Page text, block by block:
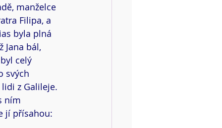
manželce
Filipa, a
byla plná
Jana bál,
celý
svých
z Galileje.
ním
jí přísahou: